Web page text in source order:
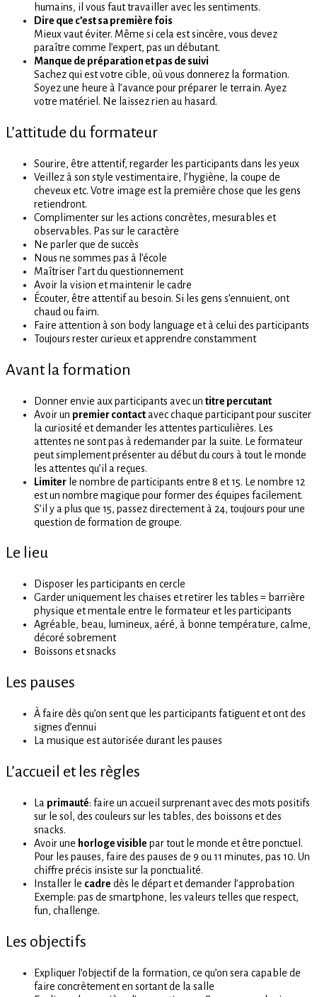
humains, il vous faut travailler avec les sentiments.
Dire que c’est sa première fois
Mieux vaut éviter. Même si cela est sincère, vous devez
paraître comme l’expert, pas un débutant.
Manque de préparation et pas de suivi
Sachez qui est votre cible, où vous donnerez la formation.
Soyez une heure à l’avance pour préparer le terrain. Ayez
votre matériel. Ne laissez rien au hasard.
L’attitude du formateur
Sourire, être attentif, regarder les participants dans les yeux
Veillez à son style vestimentaire, l’hygiène, la coupe de
cheveux etc. Votre image est la première chose que les gens
retiendront.
Complimenter sur les actions concrètes, mesurables et
observables. Pas sur le caractère
Ne parler que de succès
Nous ne sommes pas à l’école
Maîtriser l’art du questionnement
Avoir la vision et maintenir le cadre
Écouter, être attentif au besoin. Si les gens s’ennuient, ont
chaud ou faim.
Faire attention à son body language et à celui des participants
Toujours rester curieux et apprendre constamment
Avant la formation
Donner envie aux participants avec un titre percutant
Avoir un premier contactavec chaque participant pour susciter
la curiosité et demander les attentes particulières. Les
attentes ne sont pas à redemander par la suite. Le formateur
peut simplement présenter au début du cours à tout le monde
les attentes qu’il a reçues.
Limiter le nombre de participants entre 8 et 15. Le nombre 12
est un nombre magique pour former des équipes facilement.
S’il y a plus que 15, passez directement à 24, toujours pour une
question de formation de groupe.
Le lieu
Disposer les participants en cercle
Garder uniquement les chaises et retirer les tables = barrière
physique et mentale entre le formateur et les participants
Agréable, beau, lumineux, aéré, à bonne température, calme,
décoré sobrement
Boissons et snacks
Les pauses
À faire dès qu’on sent que les participants fatiguent et ont des
signes d’ennui
La musique est autorisée durant les pauses
L’accueil et les règles
La primauté: faire un accueil surprenant avec des mots positifs
sur le sol, des couleurs sur les tables, des boissons et des
snacks.
Avoir une horloge visible par tout le monde et être ponctuel.
Pour les pauses, faire des pauses de 9 ou 11 minutes, pas 10. Un
chiffre précis insiste sur la ponctualité.
Installer le cadre dès le départ et demander l’approbation
Exemple: pas de smartphone, les valeurs telles que respect,
fun, challenge.
Les objectifs
Expliquer l’objectif de la formation, ce qu’on sera capable de
faire concrètement en sortant de la salle